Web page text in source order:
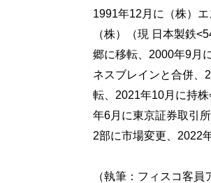
1991年12月に（株）
（株）（現 日本製鉄
郷に移転、2000年9月
ネスブレインと合併、
転、2021年10月に持
年6月に東京証券取引
2部に市場変更、2022
（執筆：フィスコ客